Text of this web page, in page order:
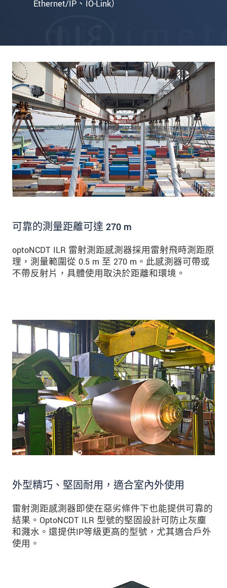
Ethernet/IP、IO-Link）
可靠的測量距離可達 270 m
optoNCDT ILR 雷射測距感測器採用雷射飛時測距原
理，測量範圍從 0.5 m 至 270 m。此感測器可帶或
不帶反射片，具體使用取決於距離和環境。
外型精巧、堅固耐用，適合室內外使用
雷射測距感測器即使在惡劣條件下也能提供可靠的
結果。OptoNCDT ILR 型號的堅固設計可防止灰塵
和濺水。還提供IP等級更高的型號，尤其適合戶外
使用。